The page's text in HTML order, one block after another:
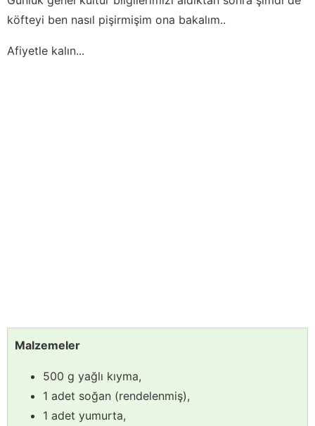
köfteyi ben nasıl pişirmişim ona bakalım..
Afiyetle kalın...
Malzemeler
500 g yağlı kıyma,
1 adet soğan (rendelenmiş),
1 adet yumurta,